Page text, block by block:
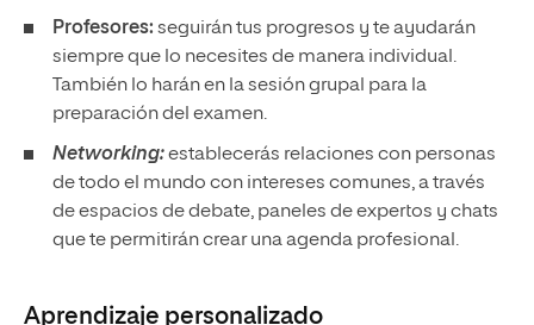
Profesores: seguirán tus progresos y te ayudarán
siempre que lo necesites de manera individual.
También lo harán en la sesión grupal para la
preparación del examen.
Networking:establecerás relaciones con personas
de todo el mundo con intereses comunes, a través
de espacios de debate, paneles de expertos y chats
que te permitirán crear una agenda profesional.
Aprendizaje personalizado